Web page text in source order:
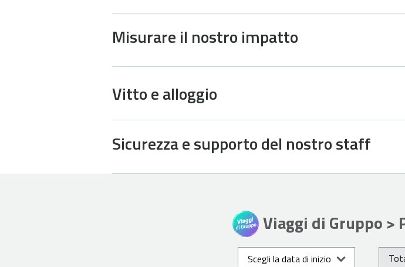
Misurare il nostro impatto
Vitto e alloggio
Sicurezza e supporto del nostro staff
Viaggi di Gruppo >
Scegli la data di inizio